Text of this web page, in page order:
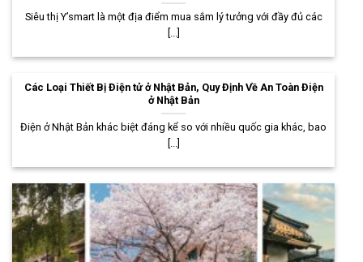
Siêu thị Y’smart là một địa điểm mua sắm lý tưởng với đầy đủ các
[...]
Các Loại Thiết Bị Điện tử ở Nhật Bản, Quy Định Về An Toàn Điện
ở Nhật Bản
Điện ở Nhật Bản khác biệt đáng kể so với nhiều quốc gia khác, bao